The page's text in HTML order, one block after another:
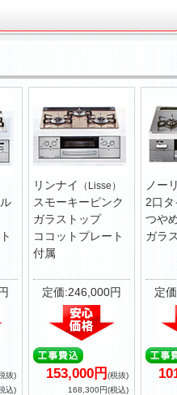
抜)
込)
リンナイ （Lisse）
スモーキーピンク
ガラストップ
ココットプレート
付属
定価:246,000円
153,000円 (税抜)
168,300円(税込)
ノー
2口
つや
ガラ
定